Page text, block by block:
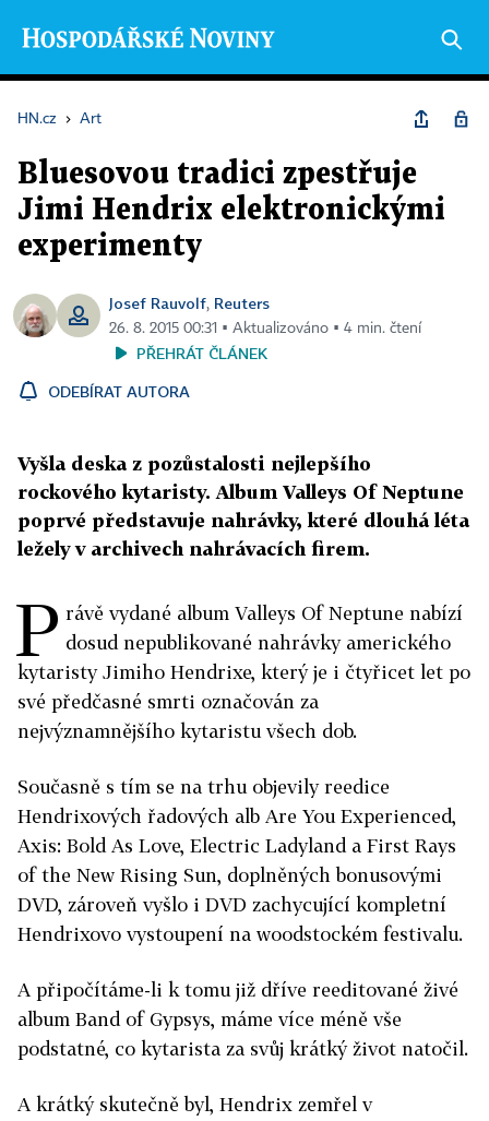
HN.cz › Art
Bluesovou tradici zpestřuje
Jimi Hendrix elektronickými
experimenty
Josef Rauvolf, Reuters
26. 8. 2015 00:31 ▪ Aktualizováno ▪ 4 min. čtení
PŘEHRÁT ČLÁNEK
ODEBÍRAT AUTORA
Vyšla deska z pozůstalosti nejlepšího
rockového kytaristy. Album Valleys Of Neptune
poprvé představuje nahrávky, které dlouhá léta
ležely v archivech nahrávacích firem.
P rávě vydané album Valleys Of Neptune nabízí
dosud nepublikované nahrávky amerického
kytaristy Jimiho Hendrixe, který je i čtyřicet let po
své předčasné smrti označován za
nejvýznamnějšího kytaristu všech dob.
Současně s tím se na trhu objevily reedice
Hendrixových řadových alb Are You Experienced,
Axis: Bold As Love, Electric Ladyland a First Rays
of the New Rising Sun, doplněných bonusovými
DVD, zároveň vyšlo i DVD zachycující kompletní
Hendrixovo vystoupení na woodstockém festivalu.
A připočítáme-li k tomu již dříve reeditované živé
album Band of Gypsys, máme více méně vše
podstatné, co kytarista za svůj krátký život natočil.
A krátký skutečně byl, Hendrix zemřel v